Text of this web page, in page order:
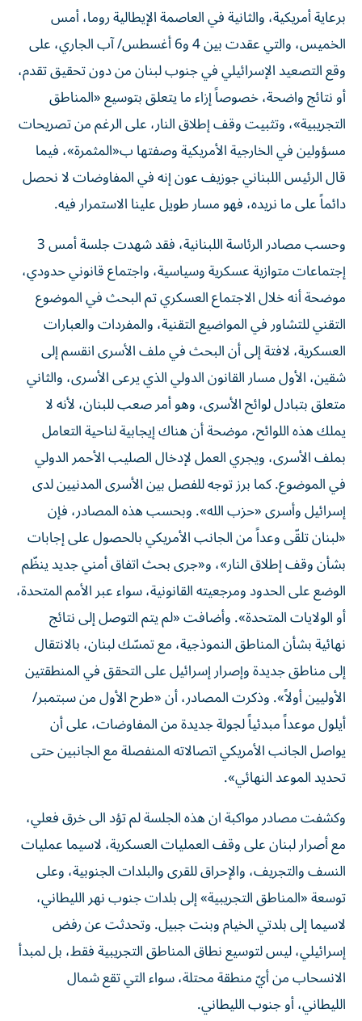
برعاية أمريكية، والثانية في العاصمة الإيطالية روما، أمس
الخميس، والتي عقدت بين 4 و6 أغسطس/ آب الجاري، على
وقع التصعيد الإسرائيلي في جنوب لبنان من دون تحقيق تقدم،
أو نتائج واضحة، خصوصاً إزاء ما يتعلق بتوسيع «المناطق
التجريبية»، وتثبيت وقف إطلاق النار، على الرغم من تصريحات
مسؤولين في الخارجية الأمريكية وصفتها ب«المثمرة»، فيما
قال الرئيس اللبناني جوزيف عون إنه في المفاوضات لا نحصل
دائماً على ما نريده، فهو مسار طويل علينا الاستمرار فيه.
وحسب مصادر الرئاسة اللبنانية، فقد شهدت جلسة أمس 3
إجتماعات متوازية عسكرية وسياسية، واجتماع قانوني حدودي،
موضحة أنه خلال الاجتماع العسكري تم البحث في الموضوع
التقني للتشاور في المواضيع التقنية، والمفردات والعبارات
العسكرية، لافتة إلى أن البحث في ملف الأسرى انقسم إلى
شقين، الأول مسار القانون الدولي الذي يرعى الأسرى، والثاني
متعلق بتبادل لوائح الأسرى، وهو أمر صعب للبنان، لأنه لا
يملك هذه اللوائح، موضحة أن هناك إيجابية لناحية التعامل
بملف الأسرى، ويجري العمل لإدخال الصليب الأحمر الدولي
في الموضوع. كما برز توجه للفصل بين الأسرى المدنيين لدى
إسرائيل وأسرى «حزب الله». وبحسب هذه المصادر، فإن
«لبنان تلقّى وعداً من الجانب الأمريكي بالحصول على إجابات
بشأن وقف إطلاق النار»، و«جرى بحث اتفاق أمني جديد ينظّم
الوضع على الحدود ومرجعيته القانونية، سواء عبر الأمم المتحدة،
أو ​الولايات المتحدة​». وأضافت «لم يتم التوصل إلى نتائج
نهائية بشأن المناطق النموذجية، مع تمسّك لبنان، بالانتقال
إلى مناطق جديدة وإصرار إسرائيل على التحقق في المنطقتين
الأوليين أولاً». وذكرت المصادر، أن «طرح الأول من سبتمبر/
أيلول موعداً مبدئياً لجولة جديدة من المفاوضات، على أن
يواصل الجانب الأمريكي اتصالاته المنفصلة مع الجانبين حتى
تحديد الموعد النهائي».
وكشفت مصادر مواكبة ان هذه الجلسة لم تؤد الى خرق فعلي،
مع أصرار لبنان على وقف العمليات العسكرية، لاسيما عمليات
النسف والتجريف، والإحراق للقرى والبلدات الجنوبية، وعلى
توسعة «المناطق التجريبية» إلى بلدات جنوب نهر الليطاني،
لاسيما إلى بلدتي الخيام وبنت جبيل. وتحدثت عن رفض
إسرائيلي، ليس لتوسيع نطاق المناطق التجريبية فقط، بل لمبدأ
الانسحاب من أيّ منطقة محتلة، سواء التي تقع شمال
الليطاني، أو جنوب الليطاني.